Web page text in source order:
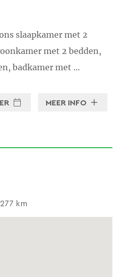
slaapkamer met 2
met 2 bedden,
badkamer met …
MEER INFO
km